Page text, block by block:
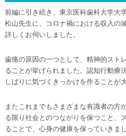
前編に引き続き、東京医科歯科大学大
松山先生に、コロナ禍における収入の
詳しくお伺いしました。
歯痛の原因の一つとして、精神的スト
ることが挙げられました。認知行動療
しばりに気づくきっかけを作ることが
またこれまでもさまざまな有識者の方
る限り社会とのつながりを保つこと、
ることで、心身の健康を保っていきまし